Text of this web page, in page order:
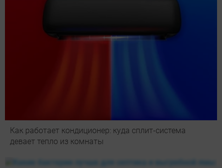
Как работает кондиционер: куда сплит-система
девает тепло из комнаты